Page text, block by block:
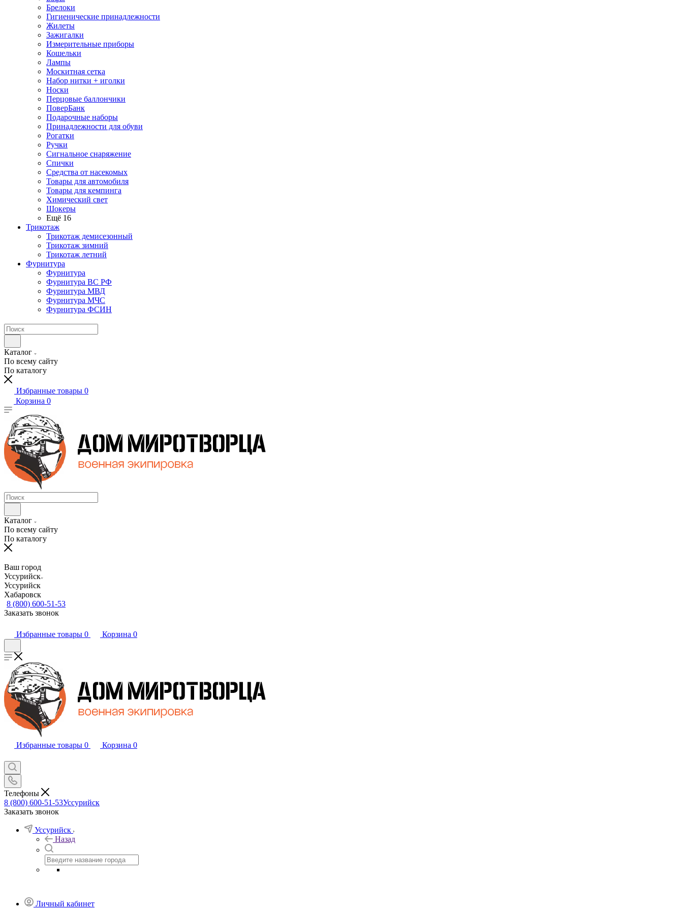
Брелоки
Гигиенические принадлежности
Жилеты
Зажигалки
Измерительные приборы
Кошельки
Лампы
Москитная сетка
Набор нитки + иголки
Носки
Перцовые баллончики
ПоверБанк
Подарочные наборы
Принадлежности для обуви
Рогатки
Ручки
Сигнальное снаряжение
Спички
Средства от насекомых
Товары для автомобиля
Товары для кемпинга
Химический свет
Шокеры
Ещё 16
Трикотаж
Трикотаж демисезонный
Трикотаж зимний
Трикотаж летний
Фурнитура
Фурнитура
Фурнитура ВС РФ
Фурнитура МВД
Фурнитура МЧС
Фурнитура ФСИН
Каталог
По всему сайту
По каталогу
Избранные товары 0
Корзина 0
Каталог
По всему сайту
По каталогу
Ваш город
Уссурийск
Уссурийск
Хабаровск
8 (800) 600-51-53
Заказать звонок
Избранные товары 0 Корзина 0
Избранные товары 0 Корзина 0
Телефоны
8 (800) 600-51-53Уссурийск
Заказать звонок
Уссурийск
Назад
Личный кабинет